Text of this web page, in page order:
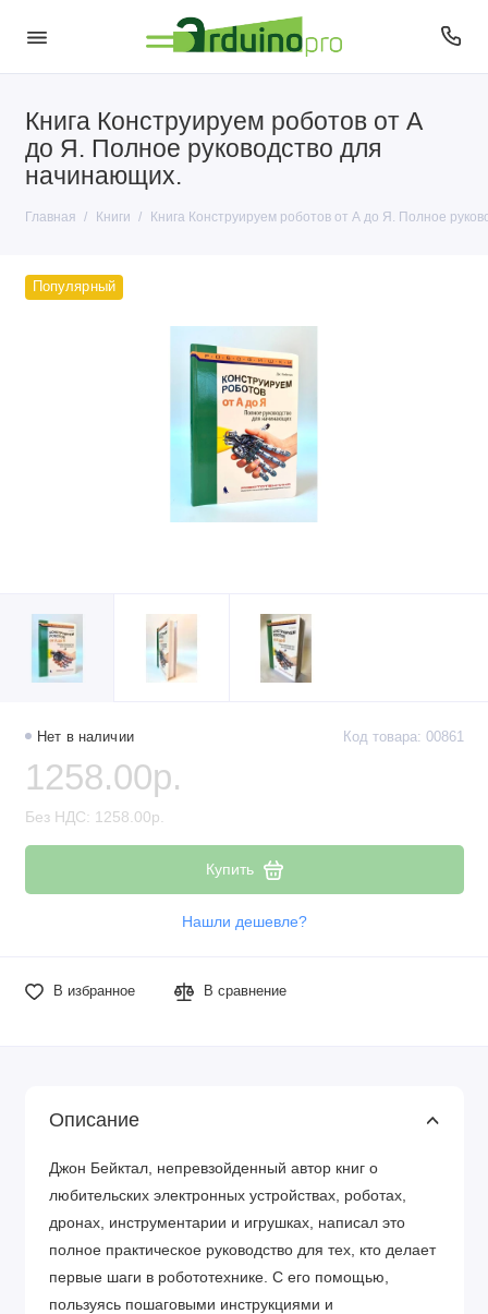
Книга Конструируем роботов от А
до Я. Полное руководство для
начинающих.
Главная Книги Книга Конструируем роботов от А до Я. Полное
Популярный
Нет в наличии Код товара: 00861
1258.00р.
Без НДС: 1258.00р.
Купить
Нашли дешевле?
В избранное В сравнение
Описание
Джон Бейктал, непревзойденный автор книг о
любительских электронных устройствах, роботах,
дронах, инструментарии и игрушках, написал это
полное практическое руководство для тех, кто делает
первые шаги в робототехнике. С его помощью,
пользуясь пошаговыми инструкциями и